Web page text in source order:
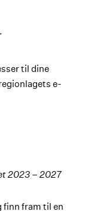
til dine
e-
2023 – 2027
finn fram til en